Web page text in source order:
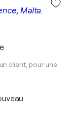
Malta.
client, pour une